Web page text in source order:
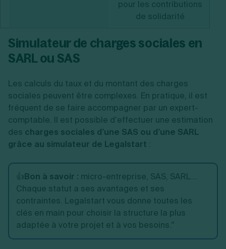
pour les contributions
de solidarité
Simulateur de charges sociales en
SARL ou SAS
Les calculs du taux et du montant des charges
sociales peuvent être complexes. En pratique, il est
fréquent de se faire accompagner par un expert-
comptable. Il est possible d’effectuer une estimation
des charges sociales d’une SAS ou d’une SARL
grâce au simulateur de Legalstart :
👍Bon à savoir : micro-entreprise, SAS, SARL...
Chaque statut a ses avantages et ses
contraintes. Legalstart vous donne toutes les
clés en main pour choisir la structure la plus
adaptée à votre projet et à vos besoins."